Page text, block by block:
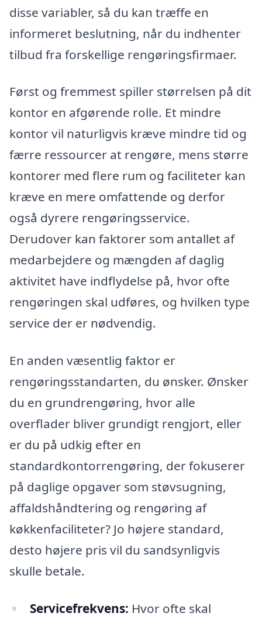
disse variabler, så du kan træffe en
informeret beslutning, når du indhenter
tilbud fra forskellige rengøringsfirmaer.
Først og fremmest spiller størrelsen på dit
kontor en afgørende rolle. Et mindre
kontor vil naturligvis kræve mindre tid og
færre ressourcer at rengøre, mens større
kontorer med flere rum og faciliteter kan
kræve en mere omfattende og derfor
også dyrere rengøringsservice.
Derudover kan faktorer som antallet af
medarbejdere og mængden af daglig
aktivitet have indflydelse på, hvor ofte
rengøringen skal udføres, og hvilken type
service der er nødvendig.
En anden væsentlig faktor er
rengøringsstandarten, du ønsker. Ønsker
du en grundrengøring, hvor alle
overflader bliver grundigt rengjort, eller
er du på udkig efter en
standardkontorrengøring, der fokuserer
på daglige opgaver som støvsugning,
affaldshåndtering og rengøring af
køkkenfaciliteter? Jo højere standard,
desto højere pris vil du sandsynligvis
skulle betale.
Servicefrekvens: Hvor ofte skal